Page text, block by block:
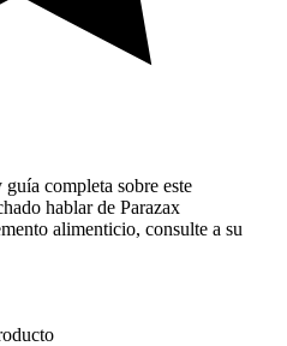
completa sobre este
hablar de Parazax
alimenticio, consulte a su